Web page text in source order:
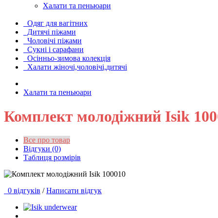
Халати та пеньюари
Одяг для вагітних
Дитячі піжами
Чоловічі піжами
Сукні і сарафани
Осінньо-зимова колекція
Халати жіночі,чоловічі,дитячі
Халати та пеньюари
Комплект молодіжний Isik
Все про товар
Відгуки (0)
Таблиця розмірів
0 відгуків / Написати відгук